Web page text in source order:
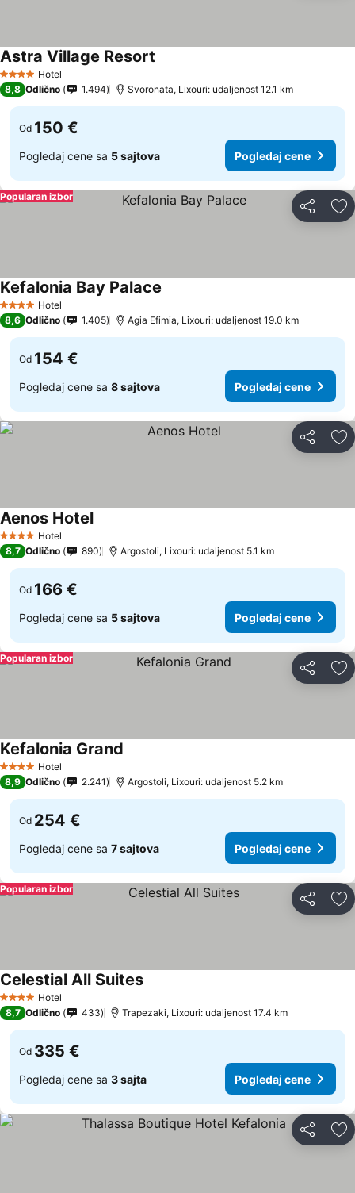
4 ZvezdiceHotel
Astra Village Resort
8,8 Odlično 1.494 Svoronata, Lixouri: udaljenost 12.1 km
Od 150 €
Pogledaj cene sa 5 sajtova Pogledaj cene
Deli
Popularan izbor
4 ZvezdiceHotel
Kefalonia Bay Palace
8,6 Odlično 1.405 Agia Efimia, Lixouri: udaljenost 19.0 km
Od 154 €
Pogledaj cene sa 8 sajtova Pogledaj cene
Deli
4 ZvezdiceHotel
Aenos Hotel
8,7 Odlično 890 Argostoli, Lixouri: udaljenost 5.1 km
Od 166 €
Pogledaj cene sa 5 sajtova Pogledaj cene
Deli
Popularan izbor
4 ZvezdiceHotel
Kefalonia Grand
8,9 Odlično 2.241 Argostoli, Lixouri: udaljenost 5.2 km
Od 254 €
Pogledaj cene sa 7 sajtova Pogledaj cene
Deli
Popularan izbor
4 ZvezdiceHotel
Celestial All Suites
8,7 Odlično 433 Trapezaki, Lixouri: udaljenost 17.4 km
Od 335 €
Pogledaj cene sa 3 sajta Pogledaj cene
Deli